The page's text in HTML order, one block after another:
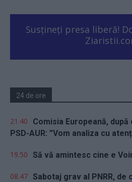
Susțineți presa liberă!
24 de ore
21.40
Comisia Europeană,
PSD-AUR: ”Vom analiza cu
19.50 Să vă amintesc cine e
08.47 Sabotaj grav al PNRR, de